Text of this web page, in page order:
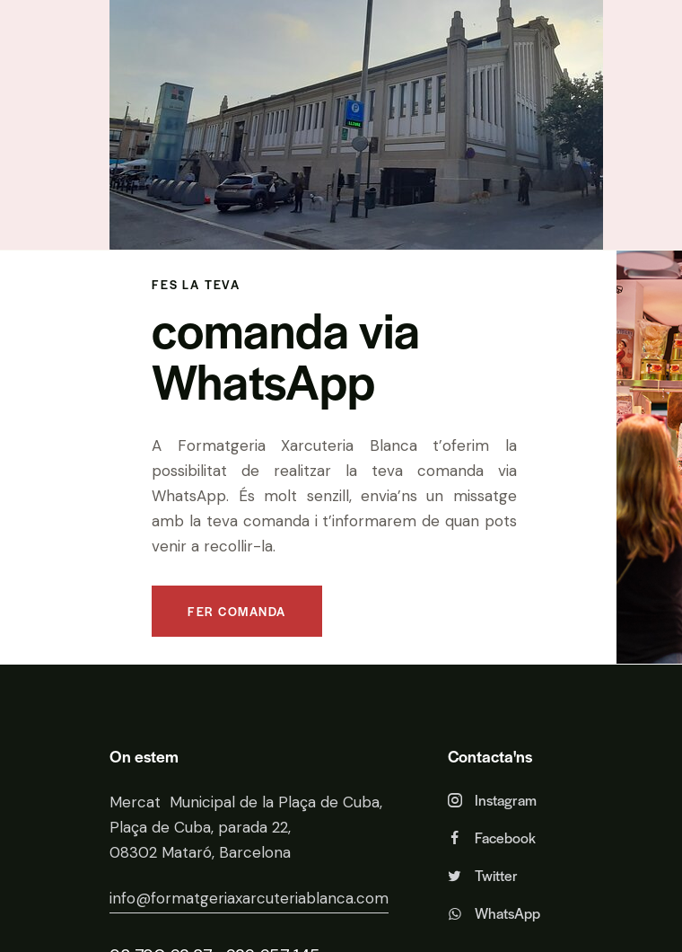
FES LA TEVA
comanda via
WhatsApp
A Formatgeria Xarcuteria Blanca t’oferim la
possibilitat de realitzar la teva comanda via
WhatsApp. És molt senzill, envia’ns un missatge
amb la teva comanda i t’informarem de quan pots
venir a recollir-la.
FER COMANDA
On estem
Mercat Municipal de la Plaça de Cuba,
Plaça de Cuba, parada 22,
08302 Mataró, Barcelona
info@formatgeriaxarcuteriablanca.com
Contacta'ns
Instagram
Facebook
Twitter
WhatsApp